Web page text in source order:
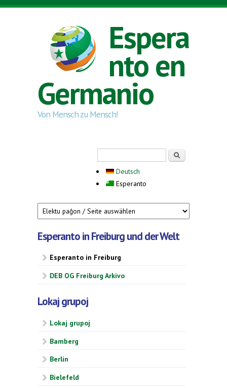
Skip to main content
Espera
nto en
Germanio
Von Mensch zu Mensch!
Deutsch
Esperanto
Esperanto in Freiburg und der Welt
Esperanto in Freiburg
DEB OG Freiburg Arkivo
Lokaj grupoj
Lokaj grupoj
Bamberg
Berlin
Bielefeld